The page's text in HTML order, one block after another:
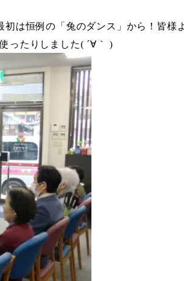
は恒例の「兔のダンス」から！皆様
ったりしました( ´∀｀ )